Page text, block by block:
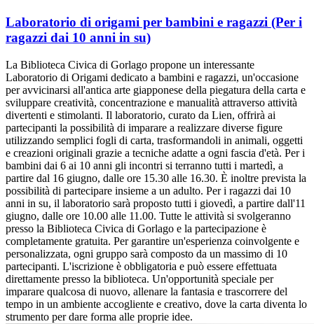
Laboratorio di origami per bambini e ragazzi (Per i
ragazzi dai 10 anni in su)
La Biblioteca Civica di Gorlago propone un interessante
Laboratorio di Origami dedicato a bambini e ragazzi, un'occasione
per avvicinarsi all'antica arte giapponese della piegatura della carta e
sviluppare creatività, concentrazione e manualità attraverso attività
divertenti e stimolanti. Il laboratorio, curato da Lien, offrirà ai
partecipanti la possibilità di imparare a realizzare diverse figure
utilizzando semplici fogli di carta, trasformandoli in animali, oggetti
e creazioni originali grazie a tecniche adatte a ogni fascia d'età. Per i
bambini dai 6 ai 10 anni gli incontri si terranno tutti i martedì, a
partire dal 16 giugno, dalle ore 15.30 alle 16.30. È inoltre prevista la
possibilità di partecipare insieme a un adulto. Per i ragazzi dai 10
anni in su, il laboratorio sarà proposto tutti i giovedì, a partire dall'11
giugno, dalle ore 10.00 alle 11.00. Tutte le attività si svolgeranno
presso la Biblioteca Civica di Gorlago e la partecipazione è
completamente gratuita. Per garantire un'esperienza coinvolgente e
personalizzata, ogni gruppo sarà composto da un massimo di 10
partecipanti. L'iscrizione è obbligatoria e può essere effettuata
direttamente presso la biblioteca. Un'opportunità speciale per
imparare qualcosa di nuovo, allenare la fantasia e trascorrere del
tempo in un ambiente accogliente e creativo, dove la carta diventa lo
strumento per dare forma alle proprie idee.